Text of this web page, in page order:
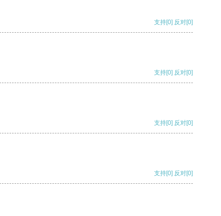
支持[0] 反对[0]
支持[0] 反对[0]
支持[0] 反对[0]
支持[0] 反对[0]